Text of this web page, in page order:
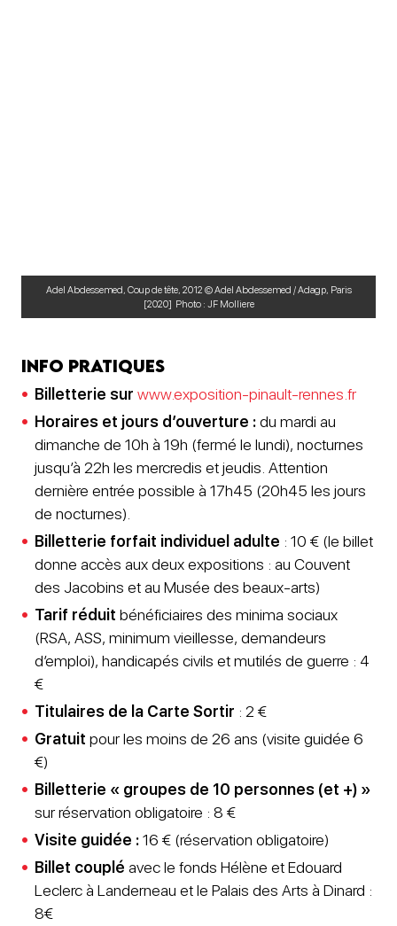
Adel Abdessemed, Coup de tête, 2012 © Adel Abdessemed / Adagp, Paris
[2020] Photo : JF Molliere
Info pratiques
Billetterie sur www.exposition-pinault-rennes.fr
Horaires et jours d’ouverture :du mardi au
dimanche de 10h à 19h (fermé le lundi), nocturnes
jusqu’à 22h les mercredis et jeudis. Attention
dernière entrée possible à 17h45 (20h45 les jours
de nocturnes).
Billetterie forfait individuel adulte : 10 € (le billet
donne accès aux deux expositions : au Couvent
des Jacobins et au Musée des beaux-arts)
Tarif réduit bénéficiaires des minima sociaux
(RSA, ASS, minimum vieillesse, demandeurs
d’emploi), handicapés civils et mutilés de guerre : 4
€
Titulaires de la Carte Sortir : 2 €
Gratuit pour les moins de 26 ans (visite guidée 6
€)
Billetterie « groupes de 10 personnes (et +) »
sur réservation obligatoire : 8 €
Visite guidée :16 € (réservation obligatoire)
Billet couplé avec le fonds Hélène et Edouard
Leclerc à Landerneau et le Palais des Arts à Dinard :
8€